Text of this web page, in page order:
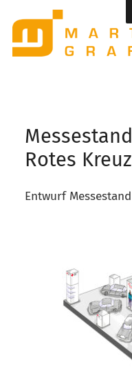
Rotes Kreuz
Entwurf Messestand